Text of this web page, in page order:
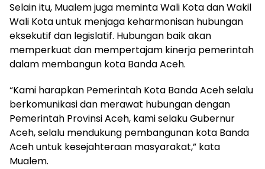
Selain itu, Mualem juga meminta Wali Kota dan Wakil
Wali Kota untuk menjaga keharmonisan hubungan
eksekutif dan legislatif. Hubungan baik akan
memperkuat dan mempertajam kinerja pemerintah
dalam membangun kota Banda Aceh.
“Kami harapkan Pemerintah Kota Banda Aceh selalu
berkomunikasi dan merawat hubungan dengan
Pemerintah Provinsi Aceh, kami selaku Gubernur
Aceh, selalu mendukung pembangunan kota Banda
Aceh untuk kesejahteraan masyarakat,” kata
Mualem.